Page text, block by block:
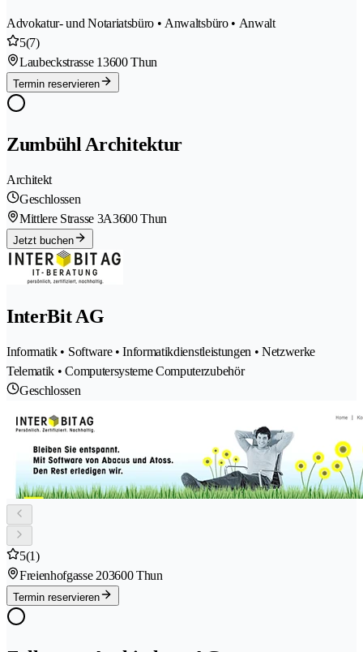
Advokatur- und Notariatsbüro • Anwaltsbüro • Anwalt
5(7)
Laubeckstrasse 13600 Thun
Termin reservieren
Zumbühl Architektur
Architekt
Geschlossen
Mittlere Strasse 3A3600 Thun
Jetzt buchen
InterBit AG
Informatik • Software • Informatikdienstleistungen • Netzwerke
Telematik • Computersysteme Computerzubehör
Geschlossen
5(1)
Freienhofgasse 203600 Thun
Termin reservieren